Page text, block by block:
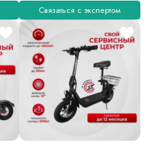
Связаться с экспертом